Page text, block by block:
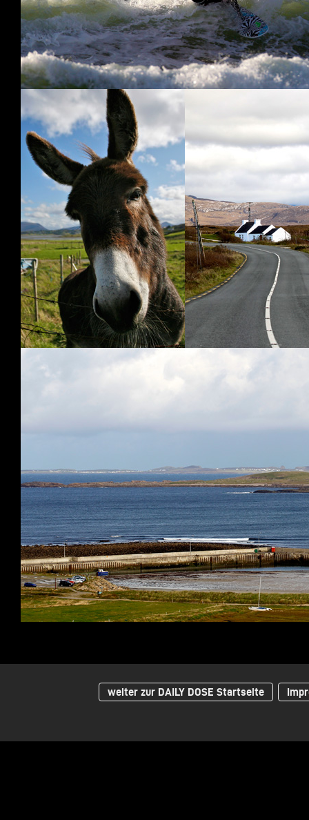
weiter zur DAILY DOSE Startseite